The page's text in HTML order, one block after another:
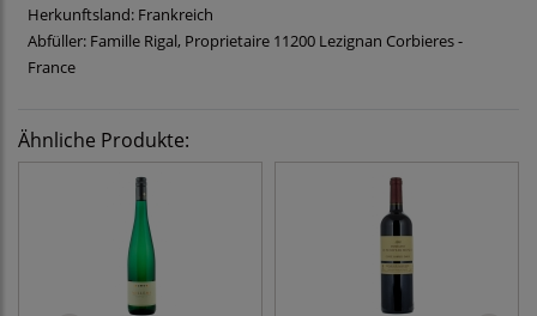
Herkunftsland: Frankreich
Abfüller: Famille Rigal, Proprietaire 11200 Lezignan Corbieres -
France
Ähnliche Produkte: